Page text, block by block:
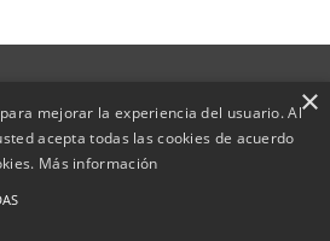
desenvolupada per
|Política de Cookies|
|Aviso Legal
Ambiental
×
mejorar la experiencia del usuario. Al
acepta todas las cookies de acuerdo
Más información